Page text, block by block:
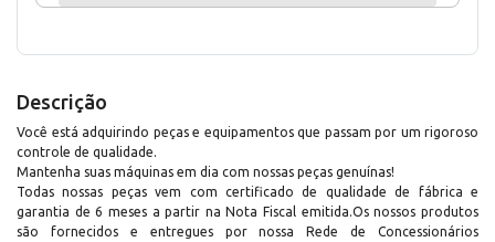
Descrição
Você está adquirindo peças e equipamentos que passam por um rigoroso
controle de qualidade.
Mantenha suas máquinas em dia com nossas peças genuínas!
Todas nossas peças vem com certificado de qualidade de fábrica e
garantia de 6 meses a partir na Nota Fiscal emitida.Os nossos produtos
são fornecidos e entregues por nossa Rede de Concessionários